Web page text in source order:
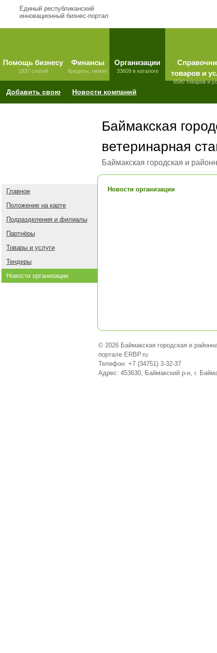
Единый республиканский
инновационный бизнес-портал
Помощь бизнесу
1837 статей
Финансы
Кредиты, лизинг
Организации
33609 в каталоге
товаров и
9580 товаров и
Добавить свою Новости компаний
Баймакская
ветеринарная
Баймакская городская и
Главное
Положение на карте
Подразделения и филиалы
Партнёры
Товары и услуги
Тендеры
Новости организации
Новости организации
© 2026 Баймакская городская и
портале ERBP.ru
Телефон: +7 (34751) 3-32-37
Адрес: 453630, Баймакский р-н, г.